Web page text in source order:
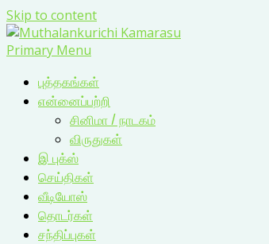
Skip to content
Primary Menu
புத்தகங்கள்
என்னைப்பற்றி
சினிமா / நாடகம்
விருதுகள்
இ புக்ஸ்
செய்திகள்
வீடியோஸ்
தொடர்கள்
சந்திப்புகள்